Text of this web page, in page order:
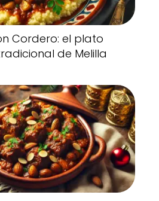
Cordero: el plato
de Melilla